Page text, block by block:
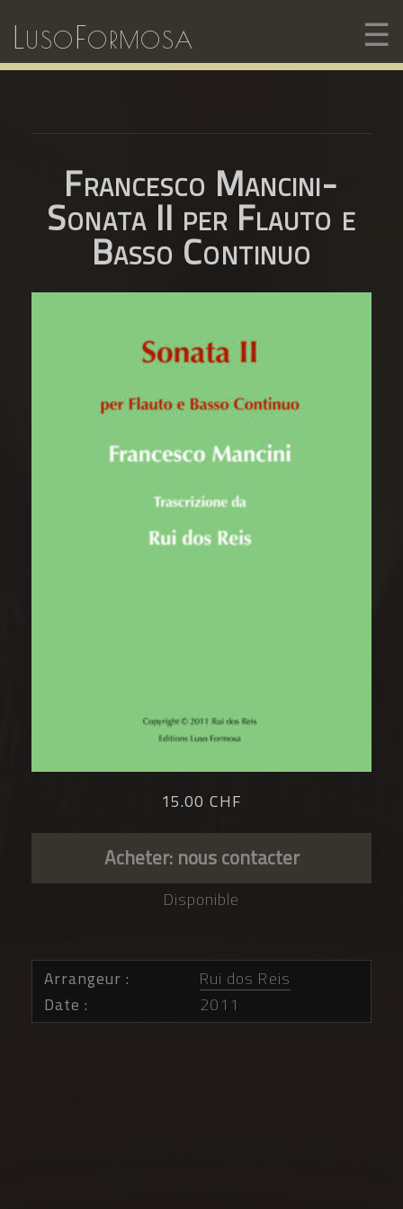
LusoFormosa ☰
Francesco Mancini-
Sonata II per Flauto e
Basso Continuo
15.00 CHF
Acheter: nous contacter
Disponible
Arrangeur
Rui dos Reis
Date
2011